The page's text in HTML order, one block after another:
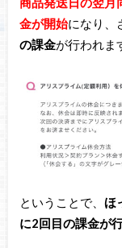
金が開始になり、
の課金が行われま
ということで、 ほ
に2回目の課金が